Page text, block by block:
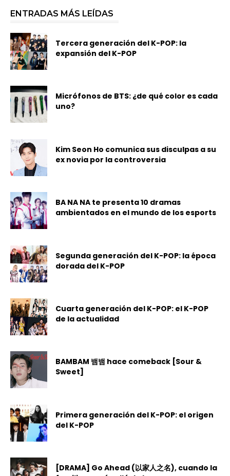
ENTRADAS MÁS LEÍDAS
Tercera generación del K-POP: la
expansión del K-POP
Micrófonos de BTS: ¿de qué color es cada
uno?
Kim Seon Ho comunica sus disculpas a su
ex novia por la controversia
BA NA NA te presenta 10 dramas
ambientados en el mundo de los esports
Segunda generación del K-POP: la época
dorada del K-POP
Cuarta generación del K-POP: el K-POP
de la actualidad
BAMBAM 뱀뱀 hace comeback [Sour &
Sweet]
Primera generación del K-POP: el origen
del K-POP
[DRAMA] Go Ahead (以家人之名), cuando la